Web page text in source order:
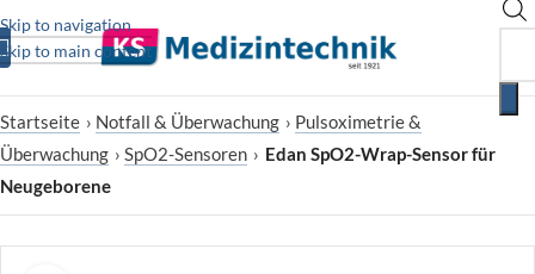
Skip to navigation
Skip to main content
Startseite › Notfall & Überwachung › Pulsoximetrie &
Überwachung › SpO2-Sensoren › Edan SpO2-Wrap-Sensor für
Neugeborene